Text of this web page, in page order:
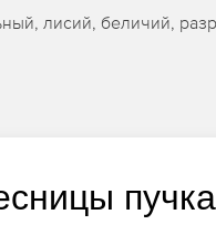
лисий, беличий,